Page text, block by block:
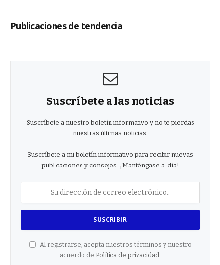
Publicaciones de tendencia
Suscríbete a las noticias
Suscríbete a nuestro boletín informativo y no te pierdas
nuestras últimas noticias.
Suscríbete a mi boletín informativo para recibir nuevas
publicaciones y consejos. ¡Manténgase al día!
Al registrarse, acepta nuestros términos y nuestro
acuerdo de Política de privacidad